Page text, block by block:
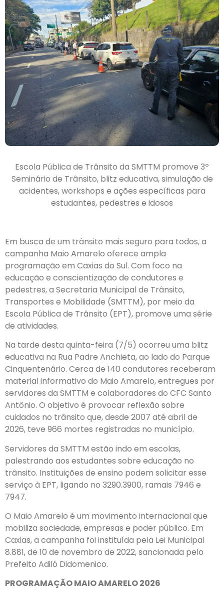
Escola Pública de Trânsito da SMTTM promove 3º
Seminário de Trânsito, blitz educativa, simulação de
acidentes, workshops e ações específicas para
estudantes, pedestres e idosos
Em busca de um trânsito mais seguro para todos, a
campanha Maio Amarelo oferece ampla
programação em Caxias do Sul. Com foco na
educação e conscientização de condutores e
pedestres, a Secretaria Municipal de Trânsito,
Transportes e Mobilidade (SMTTM), por meio da
Escola Pública de Trânsito (EPT), promove uma série
de atividades.
Na tarde desta quinta-feira (7/5) ocorreu uma blitz
educativa na Rua Padre Anchieta, ao lado do Parque
Cinquentenário. Cerca de 140 condutores receberam
material informativo do Maio Amarelo, entregues por
servidores da SMTTM e colaboradores do CFC Santo
Antônio. O objetivo é provocar reflexão sobre
cuidados no trânsito que, desde 2007 até abril de
2026, teve 966 mortes registradas no município.
Servidores da SMTTM estão indo em escolas,
palestrando aos estudantes sobre educação no
trânsito. Instituições de ensino podem solicitar esse
serviço à EPT, ligando no 3290.3900, ramais 7946 e
7947.
O Maio Amarelo é um movimento internacional que
mobiliza sociedade, empresas e poder público. Em
Caxias, a campanha foi instituída pela Lei Municipal
8.881, de 10 de novembro de 2022, sancionada pelo
Prefeito Adiló Didomenico.
PROGRAMAÇÃO MAIO AMARELO 2026